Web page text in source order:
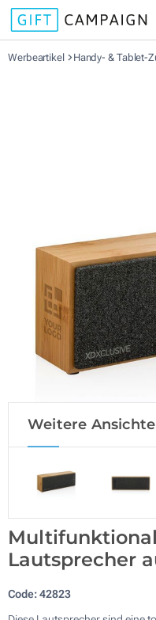
Werbeartikel Handy- & Tablet-
Weitere
Lautsprecher
Code:42823